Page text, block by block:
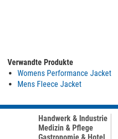
Verwandte Produkte
Womens Performance Jacket
Mens Fleece Jacket
Handwerk & Industrie
Medizin & Pflege